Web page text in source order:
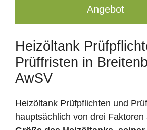
Angebot
Heizöltank
Prüffristen in
AwSV
Heizöltank Prüfpflichten und
hauptsächlich von drei